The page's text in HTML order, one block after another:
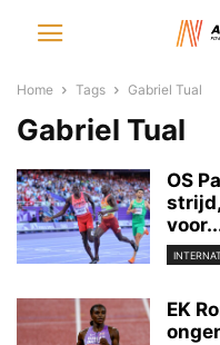
Home Tags Gabriel Tual
Gabriel Tual
OS
EK